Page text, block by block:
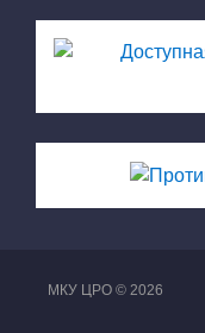
МКУ ЦРО © 2026